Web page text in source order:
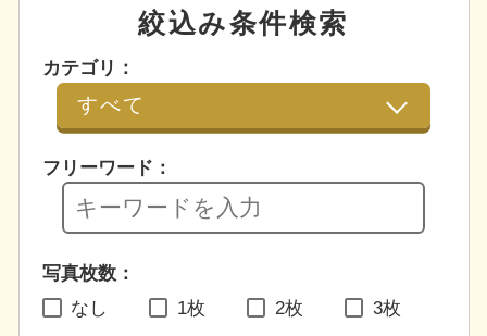
絞込み条件検索
カテゴリ：
フリーワード：
写真枚数：
なし
1枚 2枚 3枚